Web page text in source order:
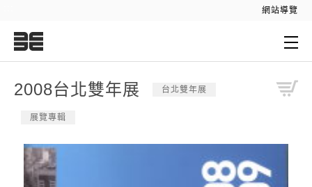
網站導覽
2008台北雙年展 台北雙年展
展覽專輯